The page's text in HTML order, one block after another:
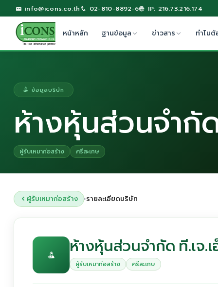
info@icons.co.th 02-810-8892-6 IP: 216.73.216.174
หน้าหลัก ฐานข้อมูล ข่าวสาร ทำไมต้
ข้อมูลบริษัท
ห้างหุ้นส่วนจำกั
ผู้รับเหมาก่อสร้าง ศรีสะเกษ
ผู้รับเหมาก่อสร้าง ›รายละเอียดบริษัท
ห้างหุ้นส่วนจำกัด ที.เจ.
ผู้รับเหมาก่อสร้าง ศรีสะเกษ